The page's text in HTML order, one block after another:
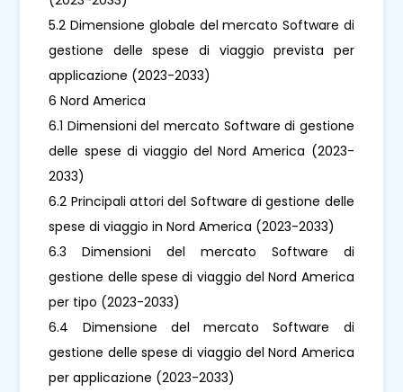
5.2 Dimensione globale del mercato Software di
gestione delle spese di viaggio prevista per
applicazione (2023-2033)
6 Nord America
6.1 Dimensioni del mercato Software di gestione
delle spese di viaggio del Nord America (2023-
2033)
6.2 Principali attori del Software di gestione delle
spese di viaggio in Nord America (2023-2033)
6.3 Dimensioni del mercato Software di
gestione delle spese di viaggio del Nord America
per tipo (2023-2033)
6.4 Dimensione del mercato Software di
gestione delle spese di viaggio del Nord America
per applicazione (2023-2033)